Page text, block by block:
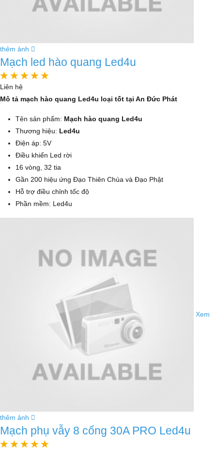
thêm ảnh
Mạch led hào quang Led4u
Liên hệ
Mô tả mạch hào quang Led4u loại tốt tại An Đức Phát
Tên sản phẩm: Mạch hào quang Led4u
Thương hiệu: Led4u
Điện áp: 5V
Điều khiển Led rời
16 vòng, 32 tia
Gần 200 hiệu ứng Đạo Thiên Chúa và Đạo Phật
Hỗ trợ điều chỉnh tốc độ
Phần mềm: Led4u
Xem
thêm ảnh
Mạch phụ vẫy 8 cổng 30A PRO Led4u